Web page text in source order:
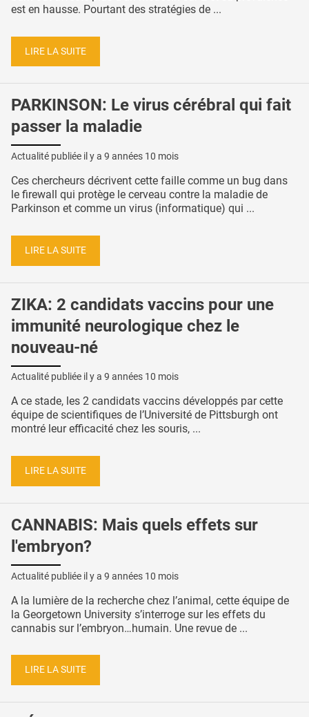
est en hausse. Pourtant des stratégies de ...
LIRE LA SUITE
PARKINSON: Le virus cérébral qui fait
passer la maladie
Actualité publiée il y a 9 années 10 mois
Ces chercheurs décrivent cette faille comme un bug dans
le firewall qui protège le cerveau contre la maladie de
Parkinson et comme un virus (informatique) qui ...
LIRE LA SUITE
ZIKA: 2 candidats vaccins pour une
immunité neurologique chez le
nouveau-né
Actualité publiée il y a 9 années 10 mois
A ce stade, les 2 candidats vaccins développés par cette
équipe de scientifiques de l’Université de Pittsburgh ont
montré leur efficacité chez les souris, ...
LIRE LA SUITE
CANNABIS: Mais quels effets sur
l'embryon?
Actualité publiée il y a 9 années 10 mois
A la lumière de la recherche chez l’animal, cette équipe de
la Georgetown University s’interroge sur les effets du
cannabis sur l’embryon…humain. Une revue de ...
LIRE LA SUITE